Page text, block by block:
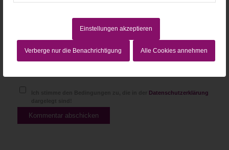
Einstellungen akzeptieren
Verberge nur die Benachrichtigung Alle Cookies annehmen
Datenschutzerklärung